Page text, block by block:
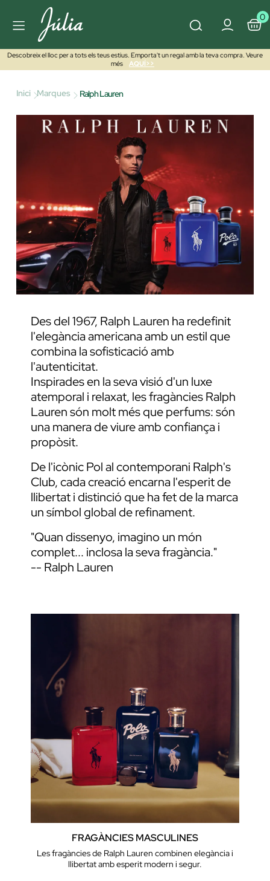
0
Descobreix el lloc per a tots els teus estius. Emporta't un regal amb la teva compra. Veure
més
AQUÍ>>
Inici Marques Ralph Lauren
Des del 1967, Ralph Lauren ha redefinit
l'elegància americana amb un estil que
combina la sofisticació amb
l'autenticitat.
Inspirades en la seva visió d'un luxe
atemporal i relaxat, les fragàncies Ralph
Lauren són molt més que perfums: són
una manera de viure amb confiança i
propòsit.
De l'icònic Pol al contemporani Ralph's
Club, cada creació encarna l'esperit de
llibertat i distinció que ha fet de la marca
un símbol global de refinament.
"Quan dissenyo, imagino un món
complet... inclosa la seva fragància."
-- Ralph Lauren
FRAGÀNCIES MASCULINES
Les fragàncies de Ralph Lauren combinen elegància i
llibertat amb esperit modern i segur.